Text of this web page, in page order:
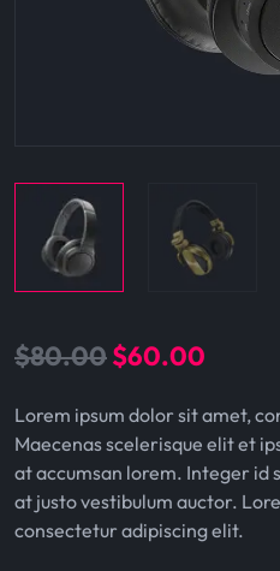
$80.00O
i
g
i
$60.00
r
r
e
n
Lorem ipsum dolor sit amet,
Maecenas scelerisque elit et
at accumsan lorem. Integer id
at justo vestibulum auctor.
consectetur adipiscing elit.